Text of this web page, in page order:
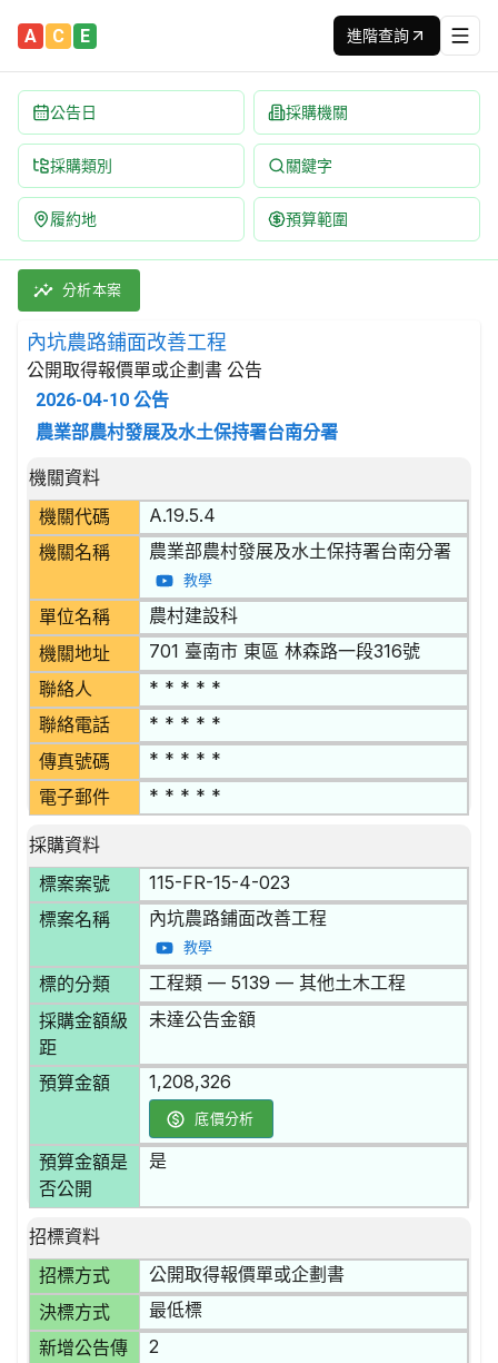
A C E 進階查詢
公告日 採購機關
採購類別 關鍵字
履約地 預算範圍
內坑農路鋪面改善工程 招標公告 | 案號：115-FR-15-4-023
採購類別：工程類 其他土木工程 | 招標方式：公開取得報
分析本案
內坑農路鋪面改善工程
公開取得報價單或企劃書 公告
2026-04-10 公告
農業部農村發展及水土保持署台南分署
招標公告詳細內容
機關資料
機關代碼
A.19.5.4
機關名稱 農業部農村發展及水土保持署台南分署
教學
單位名稱 農村建設科
機關地址 701 臺南市 東區 林森路一段316號
聯絡人 * * * * *
聯絡電話 * * * * *
傳真號碼 * * * * *
電子郵件 * * * * *
採購資料
標案案號
115-FR-15-4-023
標案名稱 內坑農路鋪面改善工程
教學
標的分類 工程類 — 5139 — 其他土木工程
採購金額級
距
未達公告金額
預算金額 1,208,326
底價分析
預算金額是
否公開
是
招標資料
招標方式
公開取得報價單或企劃書
決標方式 最低標
新增公告傳
2